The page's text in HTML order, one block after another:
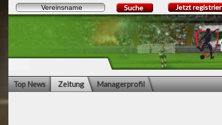
Suche Jetzt
Top News Zeitung Managerprofil